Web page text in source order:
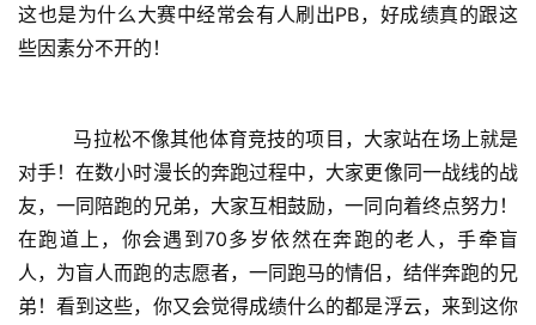
这也是为什么大赛中经常会有人刷出PB，好成绩真的跟这
些因素分不开的！
马拉松不像其他体育竞技的项目，大家站在场上就是
对手！在数小时漫长的奔跑过程中，大家更像同一战线的战
友，一同陪跑的兄弟，大家互相鼓励，一同向着终点努力！
在跑道上，你会遇到70多岁依然在奔跑的老人，手牵盲
人，为盲人而跑的志愿者，一同跑马的情侣，结伴奔跑的兄
弟！看到这些，你又会觉得成绩什么的都是浮云，来到这你